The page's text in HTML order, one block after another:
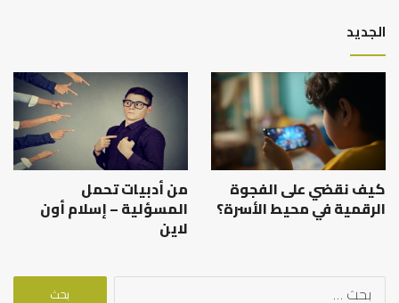
الجديد
كيف نقضي على الفجوة
الرقمية في محيط الأسرة؟
من أدبيات تحمل
المسؤلية – إسلام أون
لاين
البحث